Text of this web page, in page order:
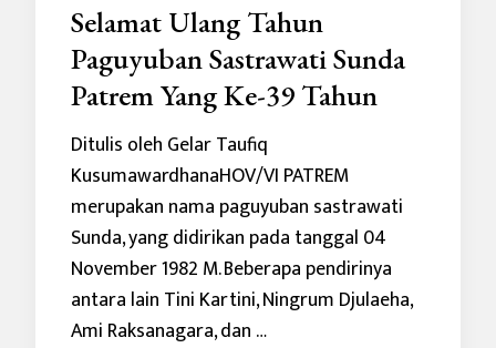
Selamat Ulang Tahun
Paguyuban Sastrawati Sunda
Patrem Yang Ke-39 Tahun
Ditulis oleh Gelar Taufiq
KusumawardhanaHOV/VI PATREM
merupakan nama paguyuban sastrawati
Sunda, yang didirikan pada tanggal 04
November 1982 M. Beberapa pendirinya
antara lain Tini Kartini, Ningrum Djulaeha,
Ami Raksanagara, dan …